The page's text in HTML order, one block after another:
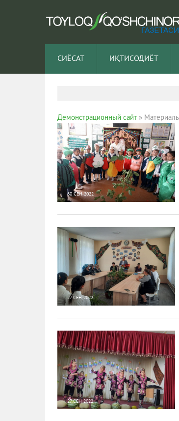
СИЁСАТ ИҚТИСОДИЁТ
Демонстрационный сайт »
30 СЕН 2022
27 СЕН 2022
27 СЕН 2022